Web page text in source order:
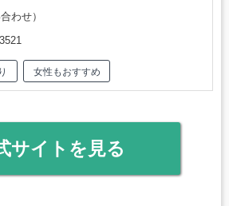
わせ）
女性もおすすめ
サイトを見る